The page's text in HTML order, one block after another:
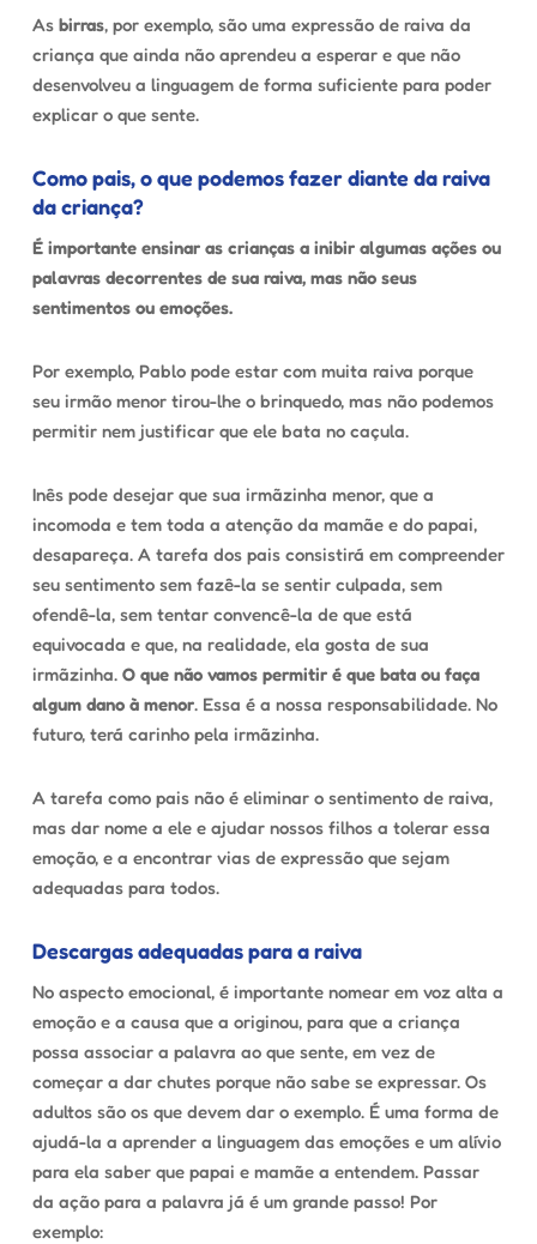
As birras, por exemplo, são uma expressão de raiva da
criança que ainda não aprendeu a esperar e que não
desenvolveu a linguagem de forma suficiente para poder
explicar o que sente.
Como pais, o que podemos fazer diante da raiva
da criança?
É importante ensinar as crianças a inibir algumas ações ou
palavras decorrentes de sua raiva, mas não seus
sentimentos ou emoções.
Por exemplo, Pablo pode estar com muita raiva porque
seu irmão menor tirou-lhe o brinquedo, mas não podemos
permitir nem justificar que ele bata no caçula.
Inês pode desejar que sua irmãzinha menor, que a
incomoda e tem toda a atenção da mamãe e do papai,
desapareça. A tarefa dos pais consistirá em compreender
seu sentimento sem fazê-la se sentir culpada, sem
ofendê-la, sem tentar convencê-la de que está
equivocada e que, na realidade, ela gosta de sua
irmãzinha. O que não vamos permitir é que bata ou faça
algum dano à menor. Essa é a nossa responsabilidade. No
futuro, terá carinho pela irmãzinha.
A tarefa como pais não é eliminar o sentimento de raiva,
mas dar nome a ele e ajudar nossos filhos a tolerar essa
emoção, e a encontrar vias de expressão que sejam
adequadas para todos.
Descargas adequadas para a raiva
No aspecto emocional, é importante nomear em voz alta a
emoção e a causa que a originou,para que a criança
possa associar a palavra ao que sente, em vez de
começar a dar chutes porque não sabe se expressar. Os
adultos são os que devem dar o exemplo. É uma forma de
ajudá-la a aprender a linguagem das emoções e um alívio
para ela saber que papai e mamãe a entendem. Passar
da ação para a palavra já é um grande passo! Por
exemplo: